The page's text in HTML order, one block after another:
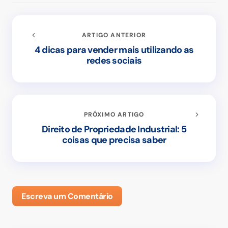
ARTIGO ANTERIOR
4 dicas para vender mais utilizando as
redes sociais
PRÓXIMO ARTIGO
Direito de Propriedade Industrial: 5
coisas que precisa saber
Escreva um Comentário